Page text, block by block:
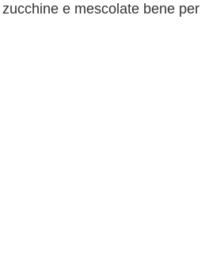
e mescolate bene per